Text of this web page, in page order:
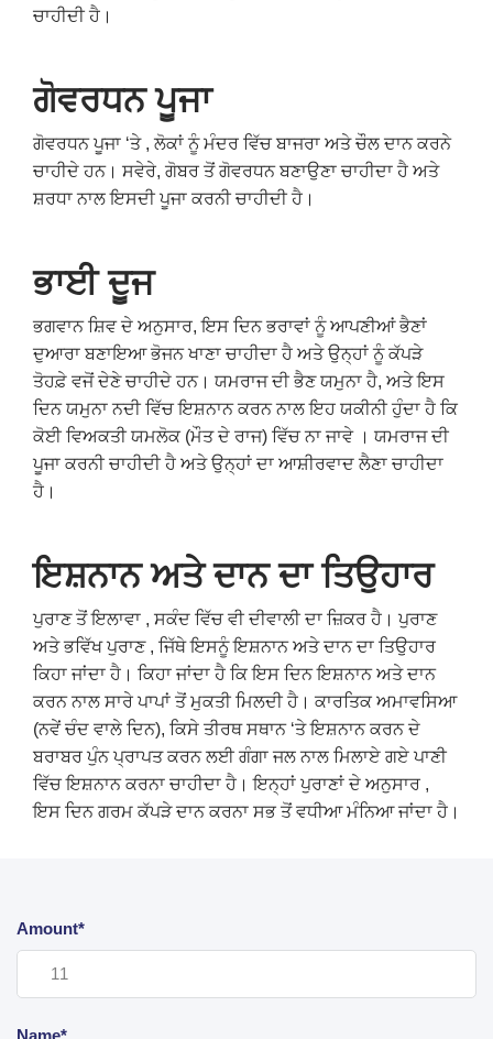
ਚਾਹੀਦੀ ਹੈ।
ਗੋਵਰਧਨ ਪੂਜਾ
ਗੋਵਰਧਨ ਪੂਜਾ ‘ਤੇ , ਲੋਕਾਂ ਨੂੰ ਮੰਦਰ ਵਿੱਚ ਬਾਜਰਾ ਅਤੇ ਚੌਲ ਦਾਨ ਕਰਨੇ
ਚਾਹੀਦੇ ਹਨ। ਸਵੇਰੇ, ਗੋਬਰ ਤੋਂ ਗੋਵਰਧਨ ਬਣਾਉਣਾ ਚਾਹੀਦਾ ਹੈ ਅਤੇ
ਸ਼ਰਧਾ ਨਾਲ ਇਸਦੀ ਪੂਜਾ ਕਰਨੀ ਚਾਹੀਦੀ ਹੈ।
ਭਾਈ ਦੂਜ
ਭਗਵਾਨ ਸ਼ਿਵ ਦੇ ਅਨੁਸਾਰ, ਇਸ ਦਿਨ ਭਰਾਵਾਂ ਨੂੰ ਆਪਣੀਆਂ ਭੈਣਾਂ
ਦੁਆਰਾ ਬਣਾਇਆ ਭੋਜਨ ਖਾਣਾ ਚਾਹੀਦਾ ਹੈ ਅਤੇ ਉਨ੍ਹਾਂ ਨੂੰ ਕੱਪੜੇ
ਤੋਹਫ਼ੇ ਵਜੋਂ ਦੇਣੇ ਚਾਹੀਦੇ ਹਨ। ਯਮਰਾਜ ਦੀ ਭੈਣ ਯਮੁਨਾ ਹੈ, ਅਤੇ ਇਸ
ਦਿਨ ਯਮੁਨਾ ਨਦੀ ਵਿੱਚ ਇਸ਼ਨਾਨ ਕਰਨ ਨਾਲ ਇਹ ਯਕੀਨੀ ਹੁੰਦਾ ਹੈ ਕਿ
ਕੋਈ ਵਿਅਕਤੀ ਯਮਲੋਕ (ਮੌਤ ਦੇ ਰਾਜ) ਵਿੱਚ ਨਾ ਜਾਵੇ । ਯਮਰਾਜ ਦੀ
ਪੂਜਾ ਕਰਨੀ ਚਾਹੀਦੀ ਹੈ ਅਤੇ ਉਨ੍ਹਾਂ ਦਾ ਆਸ਼ੀਰਵਾਦ ਲੈਣਾ ਚਾਹੀਦਾ
ਹੈ।
ਇਸ਼ਨਾਨ ਅਤੇ ਦਾਨ ਦਾ ਤਿਉਹਾਰ
ਪੁਰਾਣ ਤੋਂ ਇਲਾਵਾ , ਸਕੰਦ ਵਿੱਚ ਵੀ ਦੀਵਾਲੀ ਦਾ ਜ਼ਿਕਰ ਹੈ। ਪੁਰਾਣ
ਅਤੇ ਭਵਿੱਖ ਪੁਰਾਣ , ਜਿੱਥੇ ਇਸਨੂੰ ਇਸ਼ਨਾਨ ਅਤੇ ਦਾਨ ਦਾ ਤਿਉਹਾਰ
ਕਿਹਾ ਜਾਂਦਾ ਹੈ। ਕਿਹਾ ਜਾਂਦਾ ਹੈ ਕਿ ਇਸ ਦਿਨ ਇਸ਼ਨਾਨ ਅਤੇ ਦਾਨ
ਕਰਨ ਨਾਲ ਸਾਰੇ ਪਾਪਾਂ ਤੋਂ ਮੁਕਤੀ ਮਿਲਦੀ ਹੈ। ਕਾਰਤਿਕ ਅਮਾਵਸਿਆ
(ਨਵੇਂ ਚੰਦ ਵਾਲੇ ਦਿਨ), ਕਿਸੇ ਤੀਰਥ ਸਥਾਨ ‘ਤੇ ਇਸ਼ਨਾਨ ਕਰਨ ਦੇ
ਬਰਾਬਰ ਪੁੰਨ ਪ੍ਰਾਪਤ ਕਰਨ ਲਈ ਗੰਗਾ ਜਲ ਨਾਲ ਮਿਲਾਏ ਗਏ ਪਾਣੀ
ਵਿੱਚ ਇਸ਼ਨਾਨ ਕਰਨਾ ਚਾਹੀਦਾ ਹੈ। ਇਨ੍ਹਾਂ ਪੁਰਾਣਾਂ ਦੇ ਅਨੁਸਾਰ ,
ਇਸ ਦਿਨ ਗਰਮ ਕੱਪੜੇ ਦਾਨ ਕਰਨਾ ਸਭ ਤੋਂ ਵਧੀਆ ਮੰਨਿਆ ਜਾਂਦਾ ਹੈ।
Amount*
Name*